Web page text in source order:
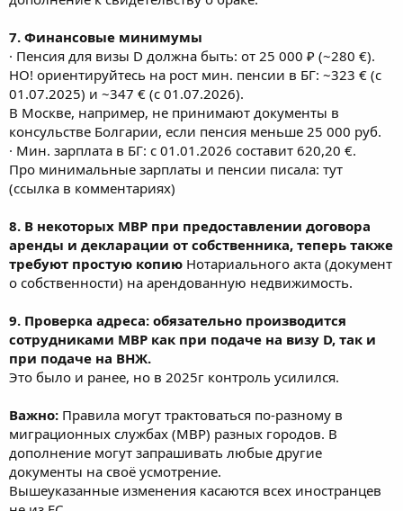
7. Финансовые минимумы
· Пенсия для визы D должна быть: от 25 000 ₽ (~280 €).
НО! ориентируйтесь на рост мин. пенсии в БГ: ~323 € (с
01.07.2025) и ~347 € (с 01.07.2026).
В Москве, например, не принимают документы в
консульстве Болгарии, если пенсия меньше 25 000 руб.
· Мин. зарплата в БГ: с 01.01.2026 составит 620,20 €.
Про минимальные зарплаты и пенсии писала: тут
(ссылка в комментариях)
8. В некоторых МВР при предоставлении договора
аренды и декларации от собственника, теперь также
требуют простую копию Нотариального акта (документ
о собственности) на арендованную недвижимость.
9. Проверка адреса: обязательно производится
сотрудниками МВР как при подаче на визу D, так и
при подаче на ВНЖ.
Это было и ранее, но в 2025г контроль усилился.
Важно: Правила могут трактоваться по-разному в
миграционных службах (МВР) разных городов. В
дополнение могут запрашивать любые другие
документы на своё усмотрение.
Вышеуказанные изменения касаются всех иностранцев